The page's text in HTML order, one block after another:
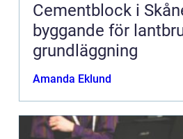
Cementblock i
byggande för
grundläggning
Amanda Eklund